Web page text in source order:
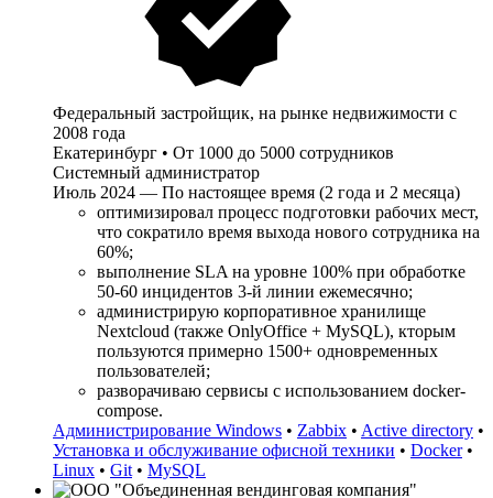
Федеральный застройщик, на рынке недвижимости с
2008 года
Екатеринбург • От 1000 до 5000 сотрудников
Системный администратор
Июль 2024 — По настоящее время (2 года и 2 месяца)
оптимизировал процесс подготовки рабочих мест,
что сократило время выхода нового сотрудника на
60%;
выполнение SLA на уровне 100% при обработке
50-60 инцидентов 3-й линии ежемесячно;
администрирую корпоративное хранилище
Nextcloud (также OnlyOffice + MySQL), кторым
пользуются примерно 1500+ одновременных
пользователей;
разворачиваю сервисы с использованием docker-
compose.
Администрирование Windows • Zabbix • Active directory •
Установка и обслуживание офисной техники • Docker•
Linux • Git • MySQL